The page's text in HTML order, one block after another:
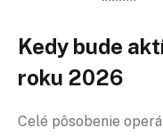
Kedy bude
roku 2026
Celé pôsobenie